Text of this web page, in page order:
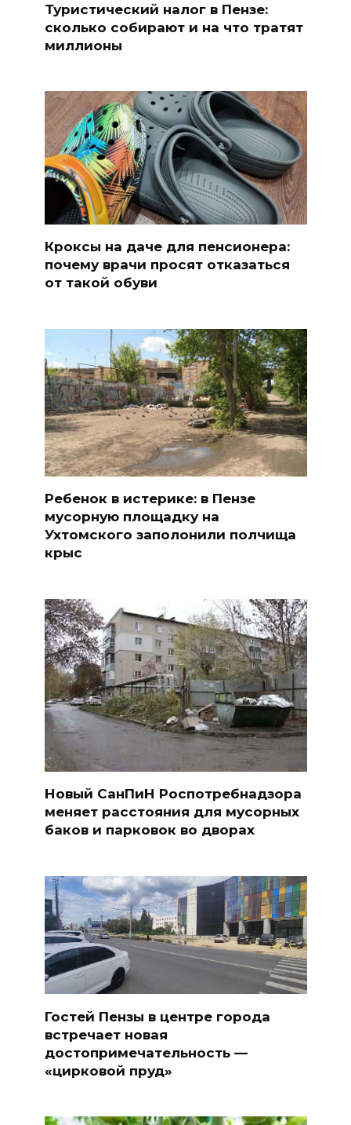
Туристический налог в Пензе:
сколько собирают и на что тратят
миллионы
Кроксы на даче для пенсионера:
почему врачи просят отказаться
от такой обуви
Ребенок в истерике: в Пензе
мусорную площадку на
Ухтомского заполонили полчища
крыс
Новый СанПиН Роспотребнадзора
меняет расстояния для мусорных
баков и парковок во дворах
Гостей Пензы в центре города
встречает новая
достопримечательность —
«цирковой пруд»